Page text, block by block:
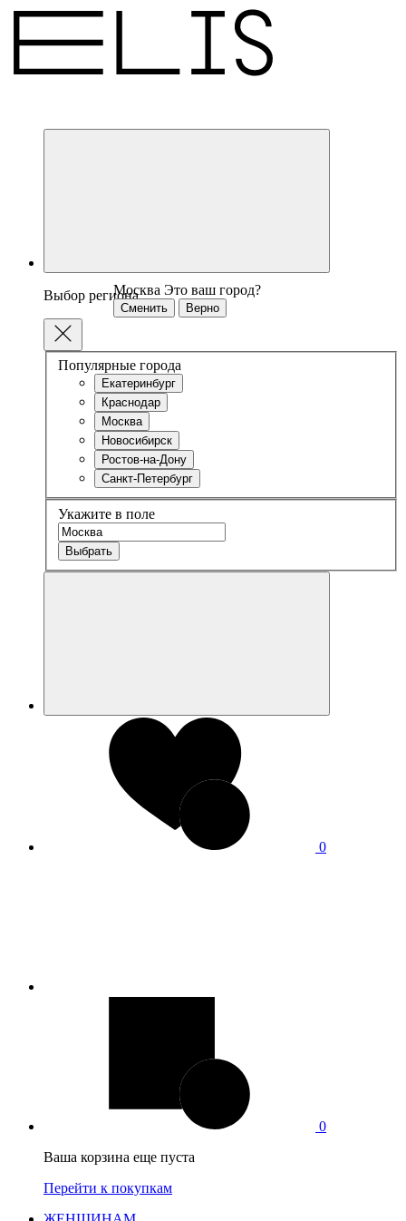
Выбор региона
Популярные города
Екатеринбург
Краснодар
Москва
Новосибирск
Ростов-на-Дону
Санкт-Петербург
Укажите в поле
Выбрать
Москва Это ваш город?
Сменить Верно
0
0
Ваша корзина еще пуста
Перейти к покупкам